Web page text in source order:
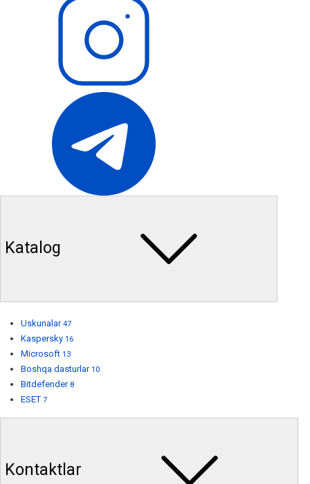
Katalog
Uskunalar 47
Kaspersky 16
Microsoft 13
Boshqa dasturlar 10
Bitdefender 8
ESET 7
Kontaktlar